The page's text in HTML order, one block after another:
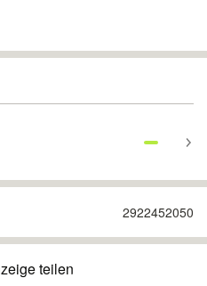
2922452050
teilen